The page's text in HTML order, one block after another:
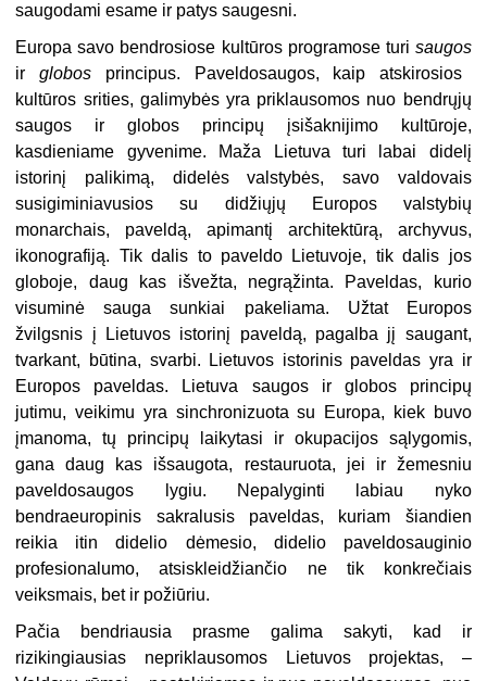
saugodami esame ir patys saugesni.
Europa savo bendrosiose kultūros programose turi saugos
irglobos principus. Paveldosaugos, kaip atskirosios
kultūros srities, galimybės yra priklausomos nuo bendrųjų
saugos ir globos principų įsišaknijimo kultūroje,
kasdieniame gyvenime. Maža Lietuva turi labai didelį
istorinį palikimą, didelės valstybės, savo valdovais
susigiminiavusios su didžiųjų Europos valstybių
monarchais, paveldą, apimantį architektūrą, archyvus,
ikonografiją. Tik dalis to paveldo Lietuvoje, tik dalis jos
globoje, daug kas išvežta, negrąžinta. Paveldas, kurio
visuminė sauga sunkiai pakeliama. Užtat Europos
žvilgsnis į Lietuvos istorinį paveldą, pagalba jį saugant,
tvarkant, būtina, svarbi. Lietuvos istorinis paveldas yra ir
Europos paveldas. Lietuva saugos ir globos principų
jutimu, veikimu yra sinchronizuota su Europa, kiek buvo
įmanoma, tų principų laikytasi ir okupacijos sąlygomis,
gana daug kas išsaugota, restauruota, jei ir žemesniu
paveldosaugos lygiu. Nepalyginti labiau nyko
bendraeuropinis sakralusis paveldas, kuriam šiandien
reikia itin didelio dėmesio, didelio paveldosauginio
profesionalumo, atsiskleidžiančio ne tik konkrečiais
veiksmais, bet ir požiūriu.
Pačia bendriausia prasme galima sakyti, kad ir
rizikingiausias nepriklausomos Lietuvos projektas, –